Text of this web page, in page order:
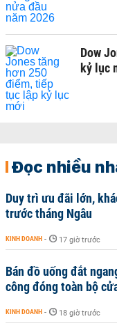
Dow
kỷ lục
Đọc nhiều
Duy trì ưu đãi lớn,
trước tháng Ngâu
KINH DOANH - 17 giờ trước
Bán đồ uống đắt
công đóng toàn bộ
KINH DOANH - 18 giờ trước